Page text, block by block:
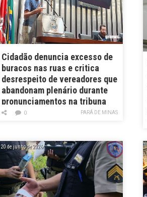
Cidadão denuncia excesso de
buracos nas ruas e critica
desrespeito de vereadores que
abandonam plenário durante
pronunciamentos na tribuna
PARÁ DE MINAS
0
20 de junho de 2026